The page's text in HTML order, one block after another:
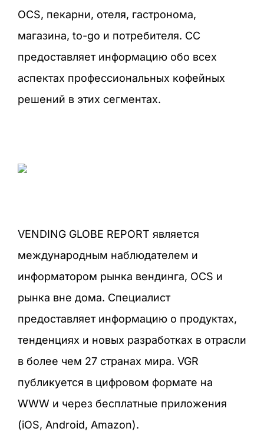
OCS, пекарни, отеля, гастронома,
магазина, to-go и потребителя. CC
предоставляет информацию обо всех
аспектах профессиональных кофейных
решений в этих сегментах.
VENDING GLOBE REPORT является
международным наблюдателем и
информатором рынка вендинга, OCS и
рынка вне дома. Специалист
предоставляет информацию о продуктах,
тенденциях и новых разработках в отрасли
в более чем 27 странах мира. VGR
публикуется в цифровом формате на
WWW и через бесплатные приложения
(iOS, Android, Amazon).